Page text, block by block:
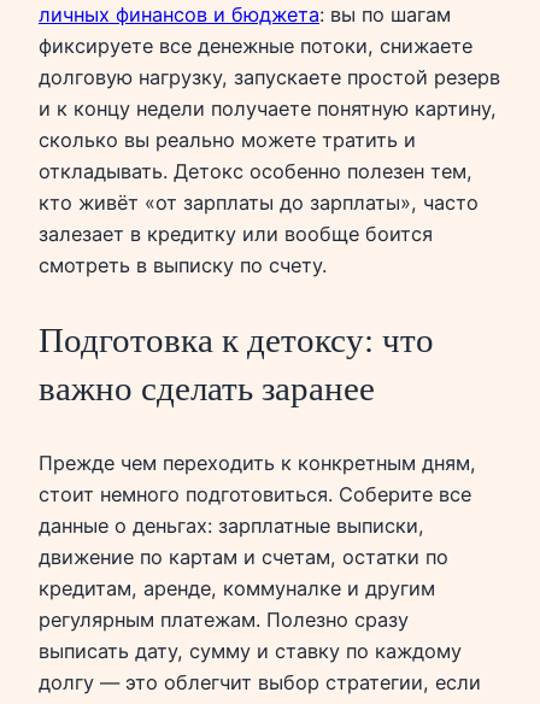
личных финансов и бюджета: вы по шагам
фиксируете все денежные потоки, снижаете
долговую нагрузку, запускаете простой резерв
и к концу недели получаете понятную картину,
сколько вы реально можете тратить и
откладывать. Детокс особенно полезен тем,
кто живёт «от зарплаты до зарплаты», часто
залезает в кредитку или вообще боится
смотреть в выписку по счету.
Подготовка к детоксу: что
важно сделать заранее
Прежде чем переходить к конкретным дням,
стоит немного подготовиться. Соберите все
данные о деньгах: зарплатные выписки,
движение по картам и счетам, остатки по
кредитам, аренде, коммуналке и другим
регулярным платежам. Полезно сразу
выписать дату, сумму и ставку по каждому
долгу — это облегчит выбор стратегии, если